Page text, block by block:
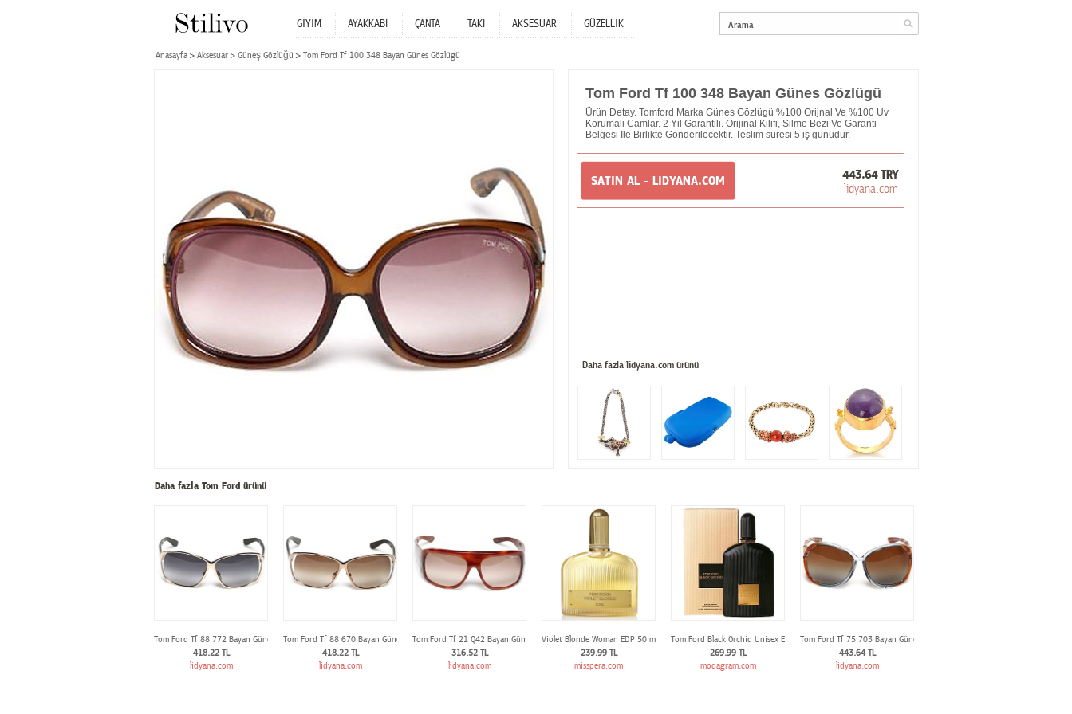
GİYİM AYAKKABI ÇANTA TAKI AKSESUAR GÜZELLİK
Anasayfa Aksesuar Güneş Gözlüğü Tom Ford Tf 100 348 Bayan Günes Gözlügü
Tom Ford Tf 100 348 Bayan Günes Gözlügü
Ürün Detay. Tomford Marka Günes Gözlügü %100 Orijnal Ve %100 Uv
Korumali Camlar. 2 Yil Garantili. Orijinal Kilifi, Silme Bezi Ve Garanti
Belgesi Ile Birlikte Gönderilecektir. Teslim süresi 5 iş günüdür.
SATIN AL - LIDYANA.COM 443.64 TRY
lidyana.com
Daha fazla lidyana.com ürünü
Daha fazla Tom Ford ürünü
Tom Ford Tf 88 772 Bayan Günes Gözlügü
418.22 TL
lidyana.com
Tom Ford Tf 88 670 Bayan Günes Gözlügü
418.22 TL
lidyana.com
Tom Ford Tf 21 Q42 Bayan Günes Gözlügü
316.52 TL
lidyana.com
Violet Blonde Woman EDP 50 ml
239.99 TL
misspera.com
Tom Ford Black Orchid Unisex Edp 100 mL
269.99 TL
modagram.com
Tom Ford Tf 75 703 Bayan Günes Gözlügü
443.64TL
lidyana.com